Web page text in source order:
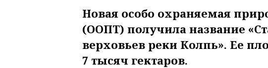
Новая особо охраняемая
(ООПТ) получила название
верховьев реки Колпь». Ее
7 тысяч гектаров.